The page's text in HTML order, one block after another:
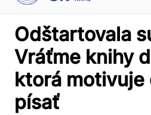
Odštartovala
Vráťme knihy
ktorá
písať